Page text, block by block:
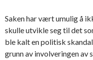
Saken har vært umulig å
skulle utvikle seg til det
ble kalt en politisk
grunn av involveringen av